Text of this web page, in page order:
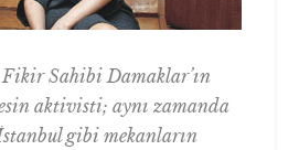
Sahibi Damaklar’ın
aktivisti; aynı zamanda
gibi mekanların